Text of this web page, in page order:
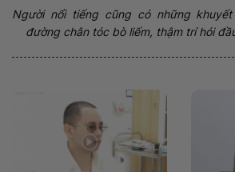
Người nổi tiếng cũng có những
đường chân tóc bò liếm, thậm trí hói